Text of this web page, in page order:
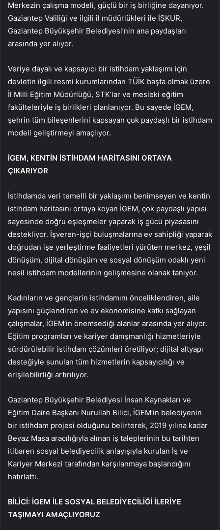
Merkezin çalışma modeli, güçlü bir iş birliğine dayanıyor.
Gaziantep Valiliği ve ilgili il müdürlükleri ile İŞKUR,
Gaziantep Büyükşehir Belediyesi’nin ana paydaşları
arasında yer alıyor.
Veriye dayalı ve kapsayıcı bir istihdam yaklaşımı için
devletin ilgili resmi kurumlarından TÜİK başta olmak üzere
İl Milli Eğitim Müdürlüğü, STK’lar ve mesleki eğitim
fakülteleriyle iş birlikleri planlanıyor. Bu sayede İGEM,
şehrin tüm bileşenlerini kapsayan çok paydaşlı bir istihdam
modeli geliştirmeyi amaçlıyor.
İGEM, KENTİN İSTİHDAM HARİTASINI ORTAYA
ÇIKARIYOR
İstihdamda veri temelli bir yaklaşımı benimseyen ve kentin
istihdam haritasını ortaya koyan İGEM, çok paydaşlı yapısı
sayesinde doğru eşleşmeler yaparak iş gücü piyasasını
destekliyor. İşveren-işçi buluşmalarına ev sahipliği yaparak
doğrudan işe yerleştirme faaliyetleri yürüten merkez, yeşil
dönüşüm, dijital dönüşüm ve sosyal dönüşüm odaklı yeni
nesil istihdam modellerinin gelişmesine olanak tanıyor.
Kadınların ve gençlerin istihdamını önceliklendiren, aile
yapısını güçlendiren ve ev ekonomisine katkı sağlayan
çalışmalar, İGEM’in önemsediği alanlar arasında yer alıyor.
Eğitim programları ve kariyer danışmanlığı hizmetleriyle
sürdürülebilir istihdam çözümleri üretiliyor; dijital altyapı
desteğiyle sunulan tüm hizmetlerin kapsayıcılığı ve
erişilebilirliği artırılıyor.
Gaziantep Büyükşehir Belediyesi İnsan Kaynakları ve
Eğitim Daire Başkanı Nurullah Bilici, İGEM’in belediyenin
bir istihdam projesi olduğunu belirterek, 2019 yılına kadar
Beyaz Masa aracılığıyla alınan iş taleplerinin bu tarihten
itibaren sosyal belediyecilik anlayışıyla kurulan İş ve
Kariyer Merkezi tarafından karşılanmaya başlandığını
hatırlattı.
BİLİCİ: İGEM İLE SOSYAL BELEDİYECİLİĞİ İLERİYE
TAŞIMAYI AMAÇLIYORUZ